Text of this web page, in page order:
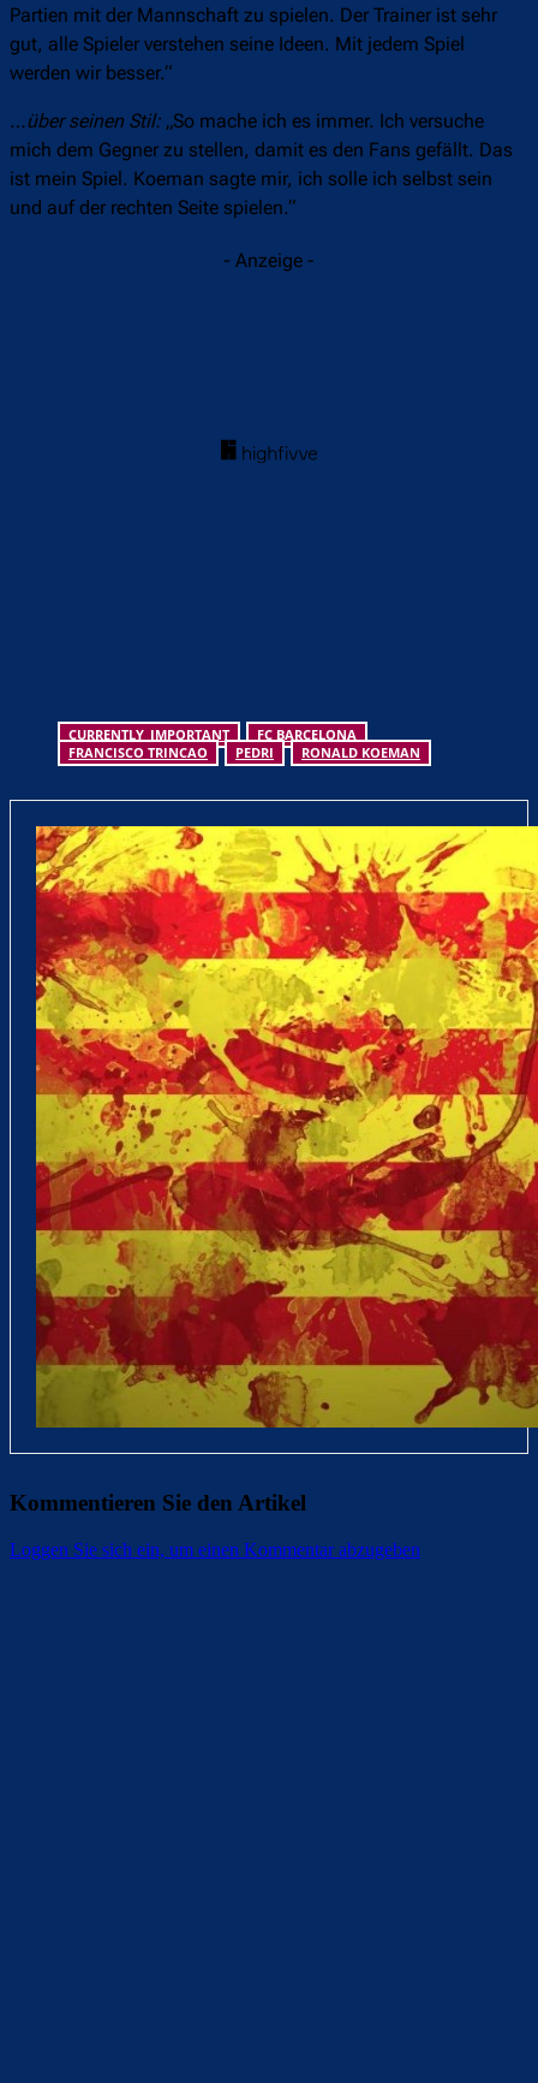
Partien mit der Mannschaft zu spielen. Der Trainer ist sehr
gut, alle Spieler verstehen seine Ideen. Mit jedem Spiel
werden wir besser.“
…über seinen Stil: „So mache ich es immer. Ich versuche
mich dem Gegner zu stellen, damit es den Fans gefällt. Das
ist mein Spiel. Koeman sagte mir, ich solle ich selbst sein
und auf der rechten Seite spielen.“
- Anzeige -
CURRENTLY_IMPORTANT
FC BARCELONA
FRANCISCO TRINCAO
PEDRI RONALD KOEMAN
Kommentieren Sie den Artikel
Loggen Sie sich ein, um einen Kommentar abzugeben